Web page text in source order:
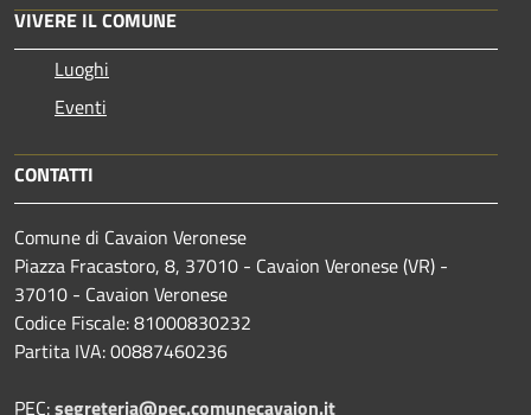
VIVERE IL COMUNE
Luoghi
Eventi
CONTATTI
Comune di Cavaion Veronese
Piazza Fracastoro, 8, 37010 - Cavaion Veronese (VR) -
37010 - Cavaion Veronese
Codice Fiscale: 81000830232
Partita IVA: 00887460236
PEC:segreteria@pec.comunecavaion.it